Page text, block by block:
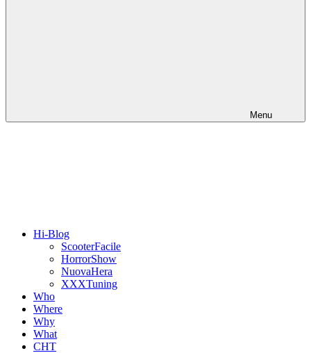
Menu
Hi-Blog
ScooterFacile
HorrorShow
NuovaHera
XXXTuning
Who
Where
Why
What
CHT